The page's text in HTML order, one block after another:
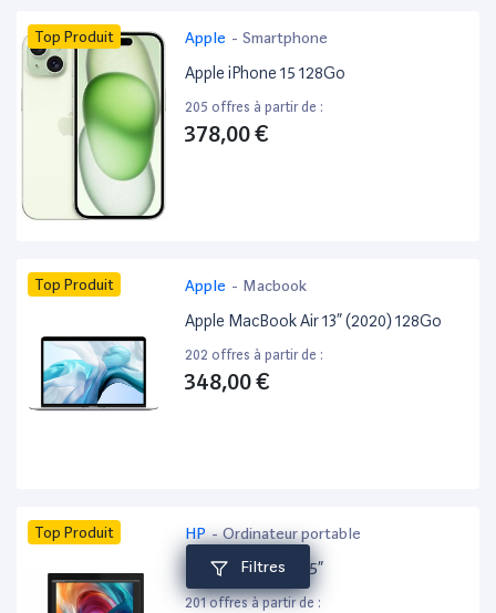
Filtres
Top Produit Apple - Smartphone
Apple iPhone 15 128Go
205 offres à partir de :
378,00 €
Top Produit Apple - Macbook
Apple MacBook Air 13” (2020) 128Go
202 offres à partir de :
348,00 €
Top Produit HP- Ordinateur portable
HP ZBook 15 G6 15”
201 offres à partir de :